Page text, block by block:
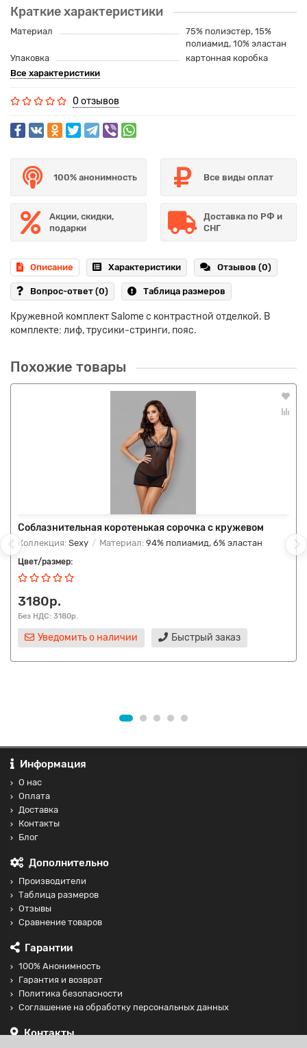
Краткие характеристики
Материал
75% полиэстер, 15%
полиамид, 10% эластан
Упаковка
картонная коробка
Все характеристики
0 отзывов
100% анонимность Все виды оплат
Акции, скидки,
подарки
Доставка по РФ и
СНГ
Описание Характеристики Отзывов (0)
Вопрос-ответ (0) Таблица размеров
Кружевной комплект Salome с контрастной отделкой. В
комплекте: лиф, трусики-стринги, пояс.
Похожие товары
Соблазнительная коротенькая сорочка с кружевом
Коллекция: Sexy Материал: 94% полиамид, 6% эластан
Цвет/размер:
3180р.
Без НДС: 3180р.
Уведомить о наличии Быстрый заказ
Информация
О нас
Оплата
Доставка
Контакты
Блог
Дополнительно
Производители
Таблица размеров
Отзывы
Сравнение товаров
Гарантии
100% Анонимность
Гарантия и возврат
Политика безопасности
Соглашение на обработку персональных данных
Контакты